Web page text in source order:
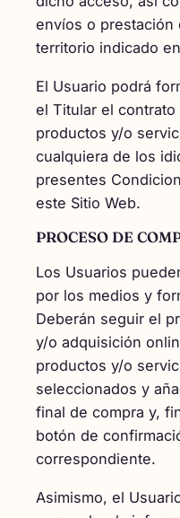
envíos o prestación
territorio indicado
El Usuario podrá
el Titular el
productos y/o
cualquiera de los
presentes
este Sitio Web.
PROCESO DE
Los Usuarios
por los medios y
Deberán seguir el
y/o adquisición
productos y/o
seleccionados y
final de compra y,
botón de
correspondiente.
Asimismo, el